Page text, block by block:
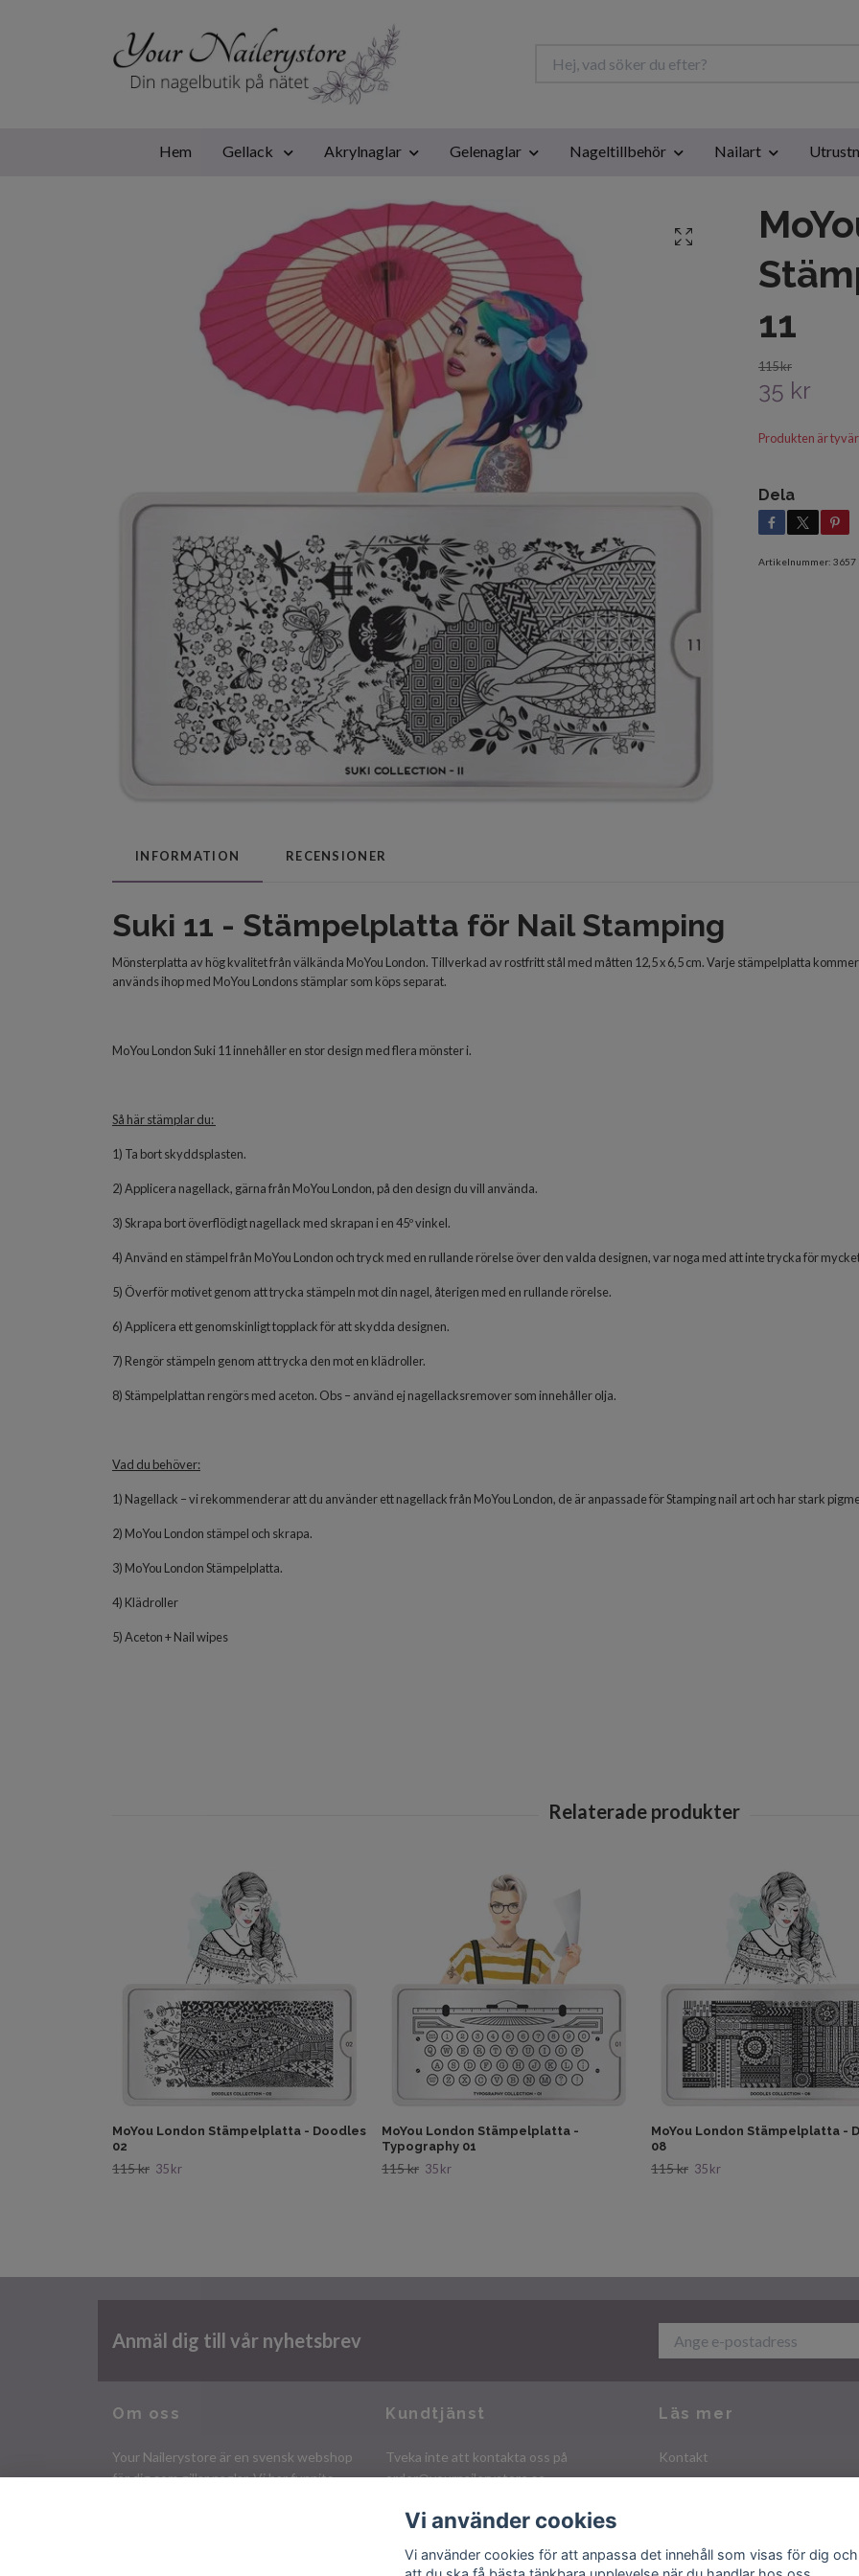
Hem Gellack Akrylnaglar Gelenaglar Nageltillbehör Nailart
11
115 kr
35 kr
Produkten är
Dela
Artikelnummer: 3657
INFORMATION RECENSIONER
Suki 11 - Stämpelplatta för Nail Stamping
Mönsterplatta av hög kvalitet från välkända MoYou London. Tillverkad av rostfritt stål med måtten 12,5 x 6,5 cm. Varje stämpelplatta
används ihop med MoYou Londons stämplar som köps separat.
MoYou London Suki 11 innehåller en stor design med flera mönster i.
Så här stämplar du:
1) Ta bort skyddsplasten.
2) Applicera nagellack, gärna från MoYou London, på den design du vill använda.
3) Skrapa bort överflödigt nagellack med skrapan i en 45º vinkel.
4) Använd en stämpel från MoYou London och tryck med en rullande rörelse över den valda designen, var noga med att inte trycka för
5) Överför motivet genom att trycka stämpeln mot din nagel, återigen med en rullande rörelse.
6) Applicera ett genomskinligt topplack för att skydda designen.
7) Rengör stämpeln genom att trycka den mot en klädroller.
8) Stämpelplattan rengörs med aceton. Obs – använd ej nagellacksremover som innehåller olja.
Vad du behöver:
1) Nagellack – vi rekommenderar att du använder ett nagellack från MoYou London, de är anpassade för Stamping nail art och har stark
2) MoYou London stämpel och skrapa.
3) MoYou London Stämpelplatta.
4) Klädroller
5) Aceton + Nail wipes
MoYou London Stämpelplatta - Doodles
02
115 kr 35 kr
MoYou London Stämpelplatta -
Typography 01
115 kr 35 kr
MoYou London Stämpelplatta -
08
115 kr 35 kr
Anmäl dig till vår nyhetsbrev
Om oss
Your Nailerystore är en svensk webshop
för dig som gillar naglar. Vi har funnits
Kundtjänst
Tveka inte att kontakta oss på
order@yournailerystore.se
Läs mer
Kontakt
Vi använder cookies
Vi använder cookies för att anpassa det innehåll som visas för dig